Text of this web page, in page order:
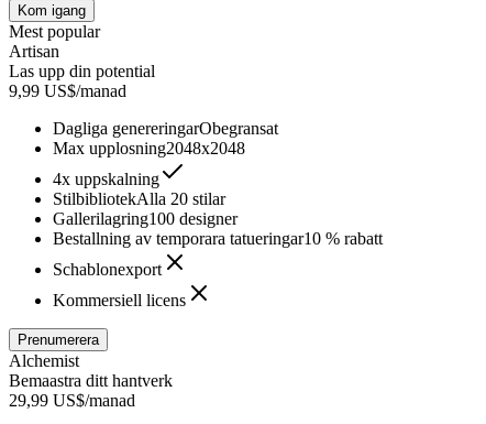
Kom igang
Mest popular
Artisan
Las upp din potential
9,99 US$/manad
Dagliga genereringarObegransat
Max upplosning2048x2048
4x uppskalning
StilbibliotekAlla 20 stilar
Gallerilagring100 designer
Bestallning av temporara tatueringar10 % rabatt
Schablonexport
Kommersiell licens
Prenumerera
Alchemist
Bemaastra ditt hantverk
29,99 US$/manad